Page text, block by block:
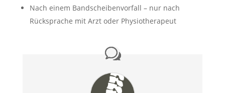
Nach einem Bandscheibenvorfall – nur nach
Rücksprache mit Arzt oder Physiotherapeut